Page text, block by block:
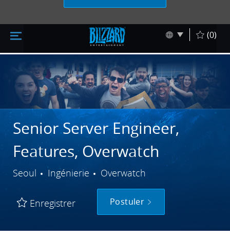
Skip to main content
Accéder au contenu principal Language
Français(0)
Senior Server Engineer,
Features, Overwatch
Ville
Seoul Catégorie
Ingénierie Overwatch
Enregistrer Postuler